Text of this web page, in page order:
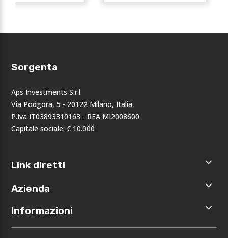
Sorgenta
Aps Investments S.r.l.
Via Podgora, 5 - 20122 Milano, Italia
P.Iva IT03893310163 - REA MI2008600
Capitale sociale: € 10.000
Link diretti
Home
Accedi
Registrati
Azienda
Chi siamo
I nostri
Informazioni
Privacy